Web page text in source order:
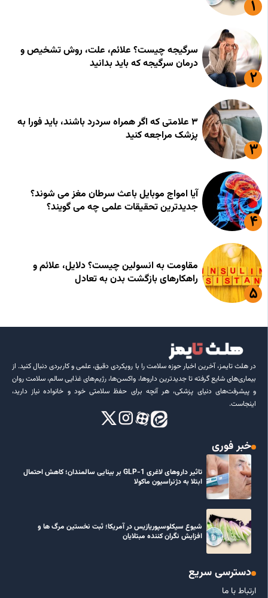
سرگیجه چیست؟ علائم، علت، روش تشخیص و
درمان سرگیجه که باید بدانید
۳ علامتی که اگر همراه سردرد باشند، باید فورا به
پزشک مراجعه کنید
آیا امواج موبایل باعث سرطان مغز می شوند؟
جدیدترین تحقیقات علمی چه می گویند؟
مقاومت به انسولین چیست؟ دلایل، علائم و
راهکارهای بازگشت بدن به تعادل
در هلث تایمز، آخرین اخبار حوزه سلامت را با رویکردی دقیق، علمی و کاربردی دنبال کنید. از
بیماری‌های شایع گرفته تا جدیدترین داروها، واکسن‌ها، رژیم‌های غذایی سالم، سلامت روان
و پیشرفت‌های دنیای پزشکی، هر آنچه برای حفظ سلامتی خود و خانواده نیاز دارید،
اینجاست.
خبر فوری
تاثیر داروهای لاغری GLP-1 بر بینایی سالمندان؛ کاهش احتمال
ابتلا به دژنراسیون ماکولا
شیوع سیکلوسپوریازیس در آمریکا؛ ثبت نخستین مرگ ها و
افزایش نگران کننده مبتلایان
دسترسی سریع
ارتباط با ما